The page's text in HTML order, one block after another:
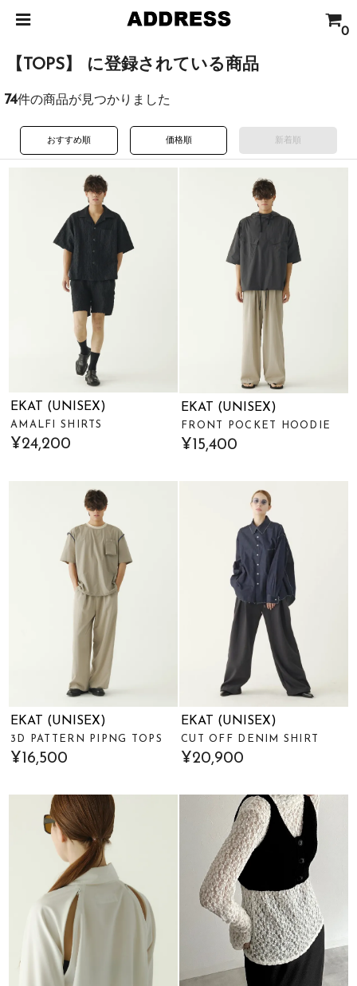
0
【TOPS】 に登録されている商品
74件の商品が見つかりました
おすすめ順 価格順 新着順
EKAT (UNISEX)
AMALFI SHIRTS
¥24,200
EKAT (UNISEX)
FRONT POCKET HOODIE
¥15,400
EKAT (UNISEX)
3D PATTERN PIPNG TOPS
¥16,500
EKAT (UNISEX)
CUT OFF DENIM SHIRT
¥20,900